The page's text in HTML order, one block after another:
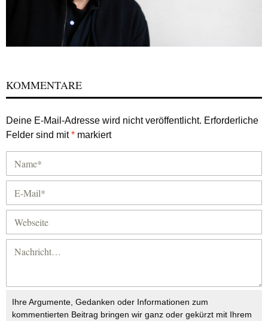
KOMMENTARE
Deine E-Mail-Adresse wird nicht veröffentlicht. Erforderliche
Felder sind mit* markiert
Ihre Argumente, Gedanken oder Informationen zum
kommentierten Beitrag bringen wir ganz oder gekürzt mit Ihrem